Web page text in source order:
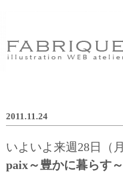
2011.11.24
いよいよ来週28日（
paix～豊かに暮らす～